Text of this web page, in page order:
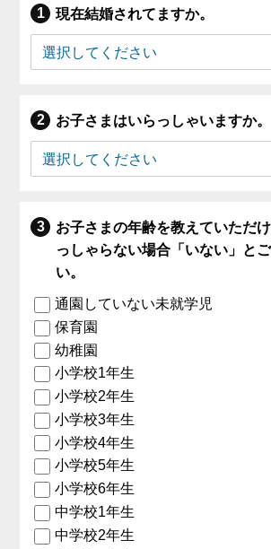
現在結婚されてますか。
お子さまはいらっしゃいますか。
お子さまの年齢を教えていただ
っしゃらない場合「いない」と
い。
通園していない未就学児
保育園
幼稚園
小学校1年生
小学校2年生
小学校3年生
小学校4年生
小学校5年生
小学校6年生
中学校1年生
中学校2年生